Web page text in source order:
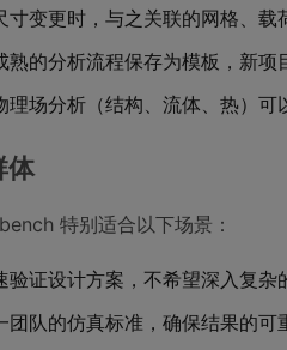
寸变更时，与之关联的网格、
熟的分析流程保存为模板，新项
理场分析（结构、流体、热）
体
特别适合以下场景：
验证设计方案，不希望深入复杂
团队的仿真标准，确保结果的可